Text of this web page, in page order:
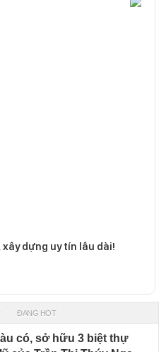
dựng uy tín lâu dài!
ĐANG HOT
có, sở hữu 3 biệt thự